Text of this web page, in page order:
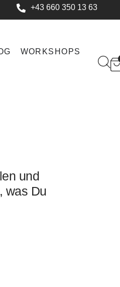
+43 660 350 13 63
WORKSHOPS
und
was Du